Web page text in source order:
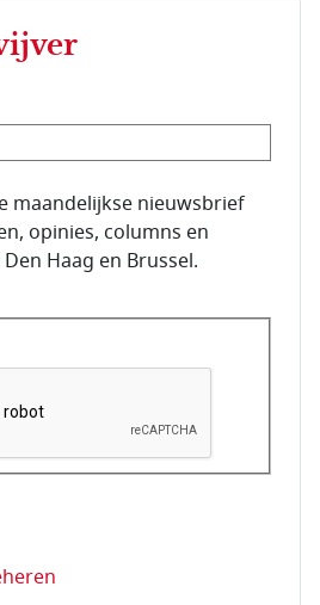
abonnee.
maandelijkse nieuwsbrief
opinies, columns en
Haag en Brussel.
te controleren dat u een mens